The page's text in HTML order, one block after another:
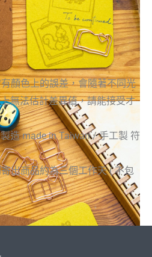
顏色上的誤差，會隨著不同光
無法估計差異值，請能接受才
造 made in Taiwan / 手工製 符
出商品約為三個工作天 ( 不包